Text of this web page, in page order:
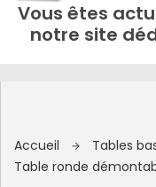
Vous êtes
notre site
Accueil
Tables
Table ronde